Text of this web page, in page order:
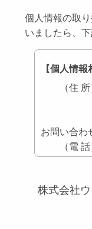
個人情報の取
いましたら、
【個人情報
（住 所
大阪府
株式
お問い合わ
（電 話
株式会社